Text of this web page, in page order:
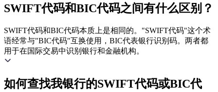
SWIFT代码和BIC代码之间有什么区别？
SWIFT代码和BIC代码本质上是相同的。"SWIFT代码"这个术
语经常与"BIC代码"互换使用，BIC代表银行识别码。两者都
用于在国际交易中识别银行和金融机构。
如何查找我银行的SWIFT代码或BIC代